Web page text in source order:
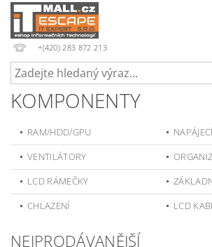
+(420) 283 872 213
KOMPONENTY
RAM/HDD/GPU
VENTILÁTORY
LCD RÁMEČKY
CHLAZENÍ
LCD
NEJPRODÁVANĚJŠÍ